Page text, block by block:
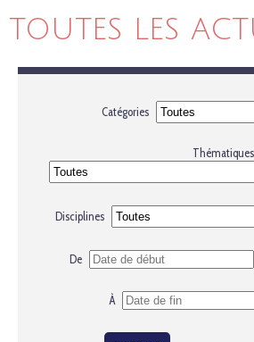
TOUTES LES
Catégories
Thématiques
Disciplines
De
À